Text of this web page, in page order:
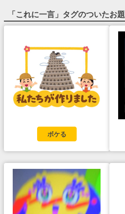
「これに一言 」タグのついたお題
ボケる